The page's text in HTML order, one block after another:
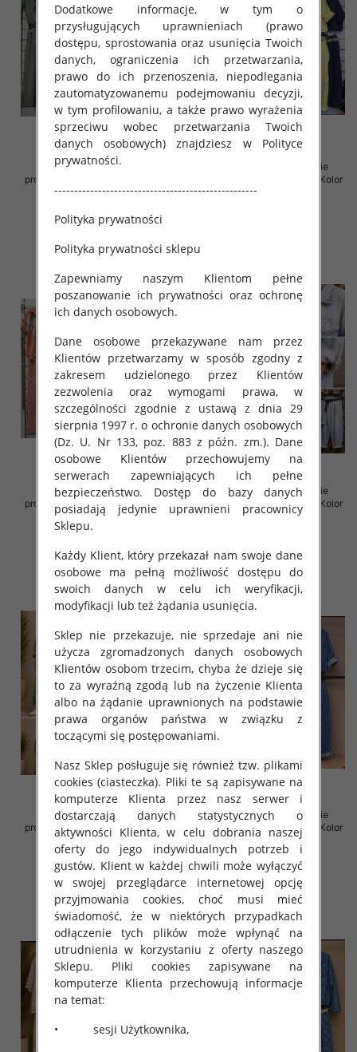
Komplet damskie (Włoskie
produkt) Roz Standard, Mix Kolor
Paczka 5 szt
65.00 zł
Komplet damskie (Włoskie
produkt) Roz Standard, Mix Kolor
Paczka 5 szt
Komplet damskie (Włoskie
produkt) Roz Standard, Mix Kolor
Paczka 5 szt
szczegóły
Komplet damskie (Włoskie
produkt) Roz Standard, Mix Kolor
Paczka 5 szt
szczegóły
Komplet damskie (Włoskie
produkt) Roz Standard, Mix Kolor
Paczka 5 szt
168.00 zł
szczegóły
Komplet damskie (Włoskie
produkt) Roz Standard, Mix Kolor
Paczka 5 szt
150.00 zł
szczegóły
Dodatkowe informacje, w tym o
przysługujących uprawnieniach (prawo
dostępu, sprostowania oraz usunięcia Twoich
danych, ograniczenia ich przetwarzania,
prawo do ich przenoszenia, niepodlegania
zautomatyzowanemu podejmowaniu decyzji,
w tym profilowaniu, a także prawo wyrażenia
sprzeciwu wobec przetwarzania Twoich
danych osobowych) znajdziesz w Polityce
prywatności.
---------------------------------------------------
Polityka prywatności
Polityka prywatności sklepu
Zapewniamy naszym Klientom pełne
poszanowanie ich prywatności oraz ochronę
ich danych osobowych.
Dane osobowe przekazywane nam przez
Klientów przetwarzamy w sposób zgodny z
zakresem udzielonego przez Klientów
zezwolenia oraz wymogami prawa, w
szczególności zgodnie z ustawą z dnia 29
sierpnia 1997 r. o ochronie danych osobowych
(Dz. U. Nr 133, poz. 883 z późn. zm.). Dane
osobowe Klientów przechowujemy na
serwerach zapewniających ich pełne
bezpieczeństwo. Dostęp do bazy danych
posiadają jedynie uprawnieni pracownicy
Sklepu.
Każdy Klient, który przekazał nam swoje dane
osobowe ma pełną możliwość dostępu do
swoich danych w celu ich weryfikacji,
modyfikacji lub też żądania usunięcia.
Sklep nie przekazuje, nie sprzedaje ani nie
użycza zgromadzonych danych osobowych
Klientów osobom trzecim, chyba że dzieje się
to za wyraźną zgodą lub na życzenie Klienta
albo na żądanie uprawnionych na podstawie
prawa organów państwa w związku z
toczącymi się postępowaniami.
Nasz Sklep posługuje się również tzw. plikami
cookies (ciasteczka). Pliki te są zapisywane na
komputerze Klienta przez nasz serwer i
dostarczają danych statystycznych o
aktywności Klienta, w celu dobrania naszej
oferty do jego indywidualnych potrzeb i
gustów. Klient w każdej chwili może wyłączyć
w swojej przeglądarce internetowej opcję
przyjmowania cookies, choć musi mieć
świadomość, że w niektórych przypadkach
odłączenie tych plików może wpłynąć na
utrudnienia w korzystaniu z oferty naszego
Sklepu. Pliki cookies zapisywane na
komputerze Klienta przechowują informacje
na temat:
• sesji Użytkownika,